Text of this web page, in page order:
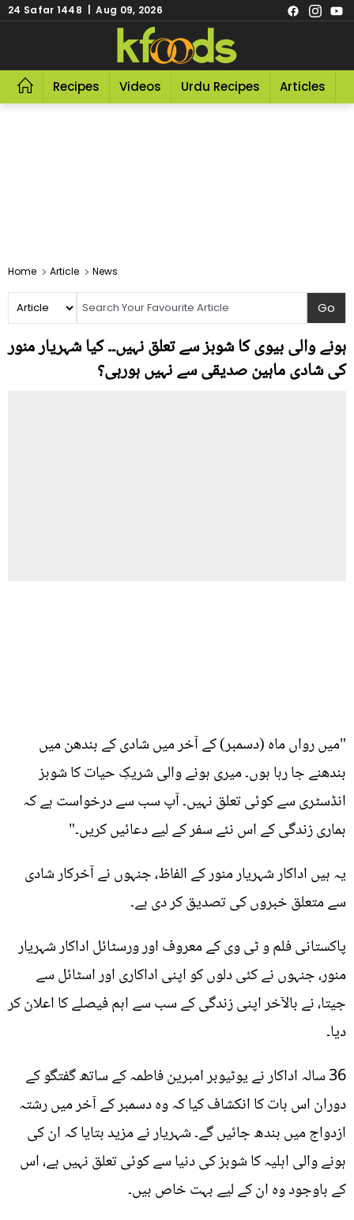
24 Safar 1448 | Aug 09, 2026
Recipes Videos Urdu Recipes Articles
Home Article News
ہونے والی بیوی کا شوبز سے تعلق نہیں۔۔ کیا شہریار منور
کی شادی ماہین صدیقی سے نہیں ہورہی؟
"میں رواں ماہ (دسمبر) کے آخر میں شادی کے بندھن میں
بندھنے جا رہا ہوں۔ میری ہونے والی شریکِ حیات کا شوبز
انڈسٹری سے کوئی تعلق نہیں۔ آپ سب سے درخواست ہے کہ
ہماری زندگی کے اس نئے سفر کے لیے دعائیں کریں۔"
یہ ہیں اداکار شہریار منور کے الفاظ، جنہوں نے آخرکار شادی
سے متعلق خبروں کی تصدیق کر دی ہے۔
پاکستانی فلم و ٹی وی کے معروف اور ورسٹائل اداکار شہریار
منور، جنہوں نے کئی دلوں کو اپنی اداکاری اور اسٹائل سے
جیتا، نے بالآخر اپنی زندگی کے سب سے اہم فیصلے کا اعلان کر
دیا۔
36 سالہ اداکار نے یوٹیوبر امبرین فاطمہ کے ساتھ گفتگو کے
دوران اس بات کا انکشاف کیا کہ وہ دسمبر کے آخر میں رشتہ
ازدواج میں بندھ جائیں گے۔ شہریار نے مزید بتایا کہ ان کی
ہونے والی اہلیہ کا شوبز کی دنیا سے کوئی تعلق نہیں ہے، اس
کے باوجود وہ ان کے لیے بہت خاص ہیں۔